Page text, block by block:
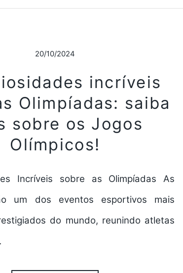
20/10/2024
incríveis
Olimpíadas: saiba
sobre os Jogos
Olímpicos!
Incríveis sobre as Olimpíadas As
um dos eventos esportivos mais
do mundo, reunindo atletas